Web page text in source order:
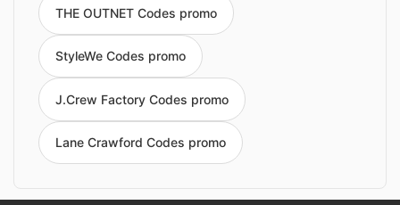
THE OUTNET Codes promo
StyleWe Codes promo
J.Crew Factory Codes promo
Lane Crawford Codes promo